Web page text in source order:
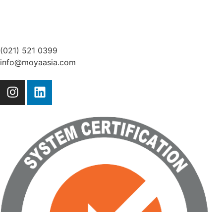
(021) 521 0399
info@moyaasia.com